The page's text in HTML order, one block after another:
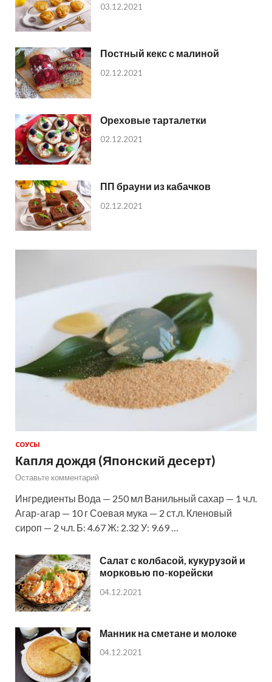
03.12.2021
Постный кекс с малиной
02.12.2021
Ореховые тарталетки
02.12.2021
ПП брауни из кабачков
02.12.2021
СОУСЫ
Капля дождя (Японский десерт)
Оставьте комментарий
Ингредиенты Вода — 250 мл Ванильный сахар — 1 ч.л.
Агар-агар — 10 г Соевая мука — 2 ст.л. Кленовый
сироп — 2 ч.л. Б: 4.67 Ж: 2.32 У: 9.69 …
Салат с колбасой, кукурузой и
морковью по-корейски
04.12.2021
Манник на сметане и молоке
04.12.2021